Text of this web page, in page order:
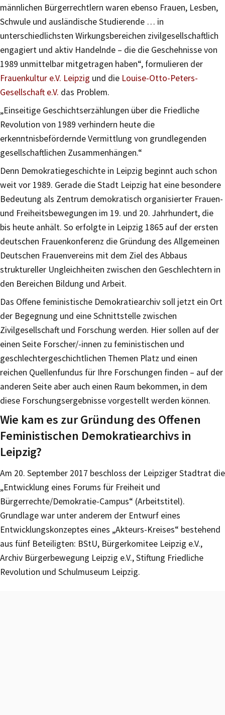
männlichen Bürgerrechtlern waren ebenso Frauen, Lesben,
Schwule und ausländische Studierende … in
unterschiedlichsten Wirkungsbereichen zivilgesellschaftlich
engagiert und aktiv Handelnde – die die Geschehnisse von
1989 unmittelbar mitgetragen haben“, formulieren der
Frauenkultur e.V. Leipzig und die Louise-Otto-Peters-
Gesellschaft e.V. das Problem.
„Einseitige Geschichtserzählungen über die Friedliche
Revolution von 1989 verhindern heute die
erkenntnisbefördernde Vermittlung von grundlegenden
gesellschaftlichen Zusammenhängen.“
Denn Demokratiegeschichte in Leipzig beginnt auch schon
weit vor 1989. Gerade die Stadt Leipzig hat eine besondere
Bedeutung als Zentrum demokratisch organisierter Frauen-
und Freiheitsbewegungen im 19. und 20. Jahrhundert, die
bis heute anhält. So erfolgte in Leipzig 1865 auf der ersten
deutschen Frauenkonferenz die Gründung des Allgemeinen
Deutschen Frauenvereins mit dem Ziel des Abbaus
struktureller Ungleichheiten zwischen den Geschlechtern in
den Bereichen Bildung und Arbeit.
Das Offene feministische Demokratiearchiv soll jetzt ein Ort
der Begegnung und eine Schnittstelle zwischen
Zivilgesellschaft und Forschung werden. Hier sollen auf der
einen Seite Forscher/-innen zu feministischen und
geschlechtergeschichtlichen Themen Platz und einen
reichen Quellenfundus für Ihre Forschungen finden – auf der
anderen Seite aber auch einen Raum bekommen, in dem
diese Forschungsergebnisse vorgestellt werden können.
Wie kam es zur Gründung des Offenen
Feministischen Demokratiearchivs in
Leipzig?
Am 20. September 2017 beschloss der Leipziger Stadtrat die
„Entwicklung eines Forums für Freiheit und
Bürgerrechte/Demokratie-Campus“ (Arbeitstitel).
Grundlage war unter anderem der Entwurf eines
Entwicklungskonzeptes eines „Akteurs-Kreises“ bestehend
aus fünf Beteiligten: BStU, Bürgerkomitee Leipzig e.V.,
Archiv Bürgerbewegung Leipzig e.V., Stiftung Friedliche
Revolution und Schulmuseum Leipzig.